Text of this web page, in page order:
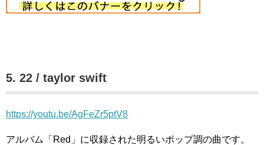
5. 22 / taylor swift
https://youtu.be/AgFeZr5ptV8
アルバム「Red」に収録された明るいポップ調の曲です。